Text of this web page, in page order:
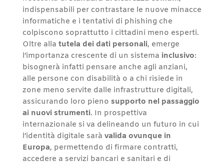
indispensabili per contrastare le nuove minacce
informatiche e i tentativi di phishing che
colpiscono soprattutto i cittadini meno esperti.
Oltre alla tutela dei dati personali, emerge
l’importanza crescente di un sistema inclusivo:
bisognerà infatti pensare anche agli anziani,
alle persone con disabilità o a chi risiede in
zone meno servite dalle infrastrutture digitali,
assicurando loro pieno supporto nel passaggio
ai nuovi strumenti. In prospettiva
internazionale si va delineando un futuro in cui
l’identità digitale sarà valida ovunque in
Europa, permettendo di firmare contratti,
accedere a servizi bancari e sanitari e di